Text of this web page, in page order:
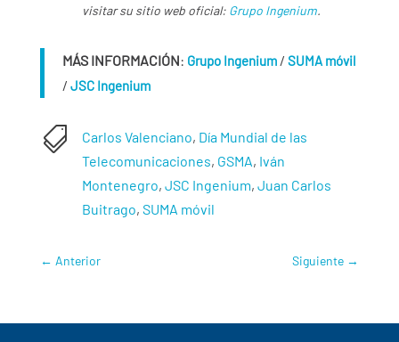
visitar su sitio web oficial: Grupo Ingenium.
MÁS INFORMACIÓN: Grupo Ingenium/ SUMA móvil
/ JSC Ingenium
 Carlos Valenciano, Día Mundial de las
Telecomunicaciones, GSMA, Iván
Montenegro, JSC Ingenium, Juan Carlos
Buitrago, SUMA móvil
← Anterior Siguiente →